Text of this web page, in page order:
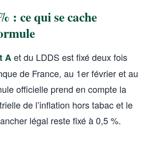
: ce qui se cache
Aet du LDDS est fixé deux fois
de France, au 1er février et au
officielle prend en compte la
de l’inflation hors tabac et le
légal reste fixé à 0,5 %.